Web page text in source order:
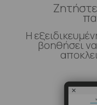
Η
βοηθήσει